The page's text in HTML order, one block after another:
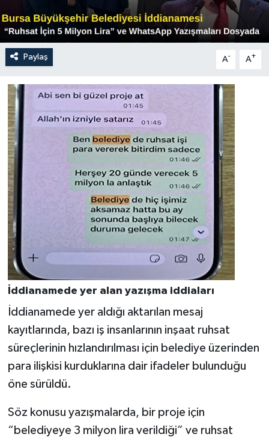
Paylaş A- A+
İddianamede yer alan yazışma iddiaları
İddianamede yer aldığı aktarılan mesaj
kayıtlarında, bazı iş insanlarının inşaat ruhsat
süreçlerinin hızlandırılması için belediye üzerinden
para ilişkisi kurduklarına dair ifadeler bulunduğu
öne sürüldü.
Söz konusu yazışmalarda, bir proje için
“belediyeye 3 milyon lira verildiği” ve ruhsat